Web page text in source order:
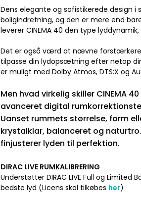
Dens elegante og sofistikerede design
boligindretning, og den er mere end
leverer CINEMA 40 den type
Det er også værd at nævne
tilpasse din lydopsætning efter netop
er muligt med Dolby Atmos, DTS:X og
Men hvad virkelig skiller CINEMA
avanceret digital
Uanset rummets størrelse, form
krystalklar, balanceret og
finjusterer lyden til perfektion.
DIRAC LIVE RUMKALIBRERING
Understøtter DIRAC LIVE Full og Limited
bedste lyd (Licens skal tilkøbes her)